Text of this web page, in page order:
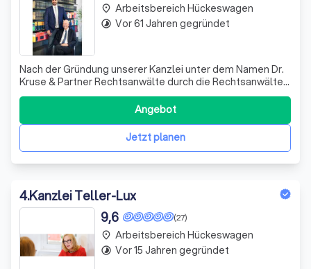
Nach der Gründung unserer Kanzlei unter dem Namen Dr.
Kruse & Partner Rechtsanwälte durch die Rechtsanwälte
Dr. Martin Kruse und Heinz-Egon Buse wurde diese in den
Folgejahren von den Rechtsanwälten Peter Raspe, Jürgen
Schröder, Wolfgang Pitrowski und Moritz Raspe
fortgeführt. Seit dem 6. Dezember 2
Jetzt planen
Angebot
place Arbeitsbereich Hückeswagen
timelapse Vor 61 Jahren gegründet
4.Kanzlei Teller-Lux
(27)
9,6
place Arbeitsbereich Hückeswagen
timelapse Vor 15 Jahren gegründet